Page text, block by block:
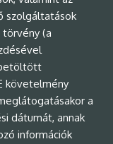
szolgáltatások
törvény (a
követelmény
a
dátumát, annak
információk